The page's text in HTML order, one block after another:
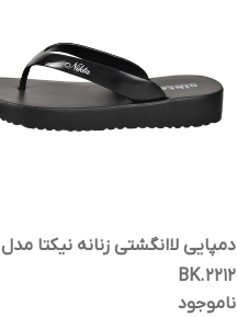
دمپایی لاانگشتی زنانه نیکتا مدل
BK.2212
ناموجود